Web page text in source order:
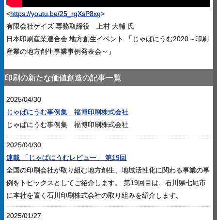
<https://youtu.be/25_rgXsP8xg>
有限会社ケイズ 専務取締役 上村 大輔 氏
日本印刷産業連合会 地方創生イベント 「じゃぱにうむ2020～印刷
産業の地方創生事業事例発表会～」
印刷の新たな価値創造の記事一覧
2025/04/30
じゃぱにうむ事例集 福博印刷株式会社
じゃぱにうむ事例集 福博印刷株式会社
2025/04/30
連載 「じゃぱにうむレビュー」 第19回
全国の印刷会社が取り組む地方創生、地域活性化に関わる事業の事
例をトピックスとしてご紹介します。 第19回目は、石川県七尾市
に本社を置く石川印刷株式会社の取り組みを紹介します。
2025/01/27